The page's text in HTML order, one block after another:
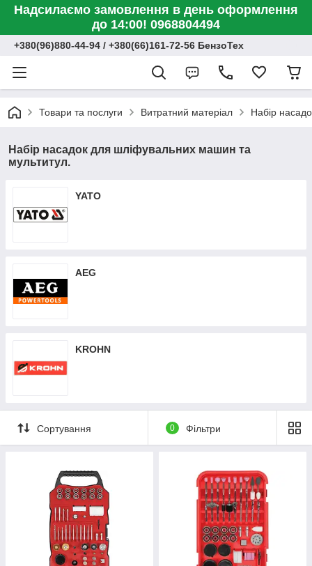
Надсилаємо замовлення в день оформлення
до 14:00! 0968804494
+380(96)880-44-94 / +380(66)161-72-56 БензоТех
Товари та послуги Витратний матеріал Набір
Набір насадок для шліфувальних машин та
мультитул.
YATO
AEG
KROHN
Сортування 0 Фільтри